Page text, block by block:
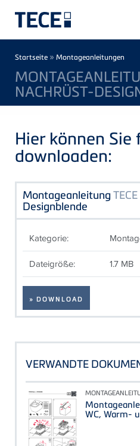
Breadcrumb
Startseite » Montageanleitungen
NACHRÜST-
Hier können
downloaden:
MontageanleitungTECE
Designblende
Kategorie:
Dateigröße: 1.7 MB
» DOWNLOAD
VERWANDTE
WC, Warm-